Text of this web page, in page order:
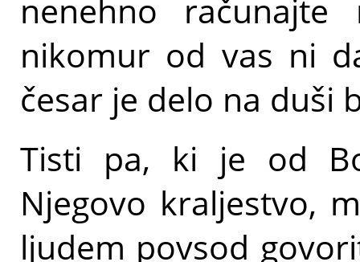
nenehno
nikomur od vas ni
česar je delo na duši
Tisti pa, ki je od
Njegovo kraljestvo,
ljudem povsod